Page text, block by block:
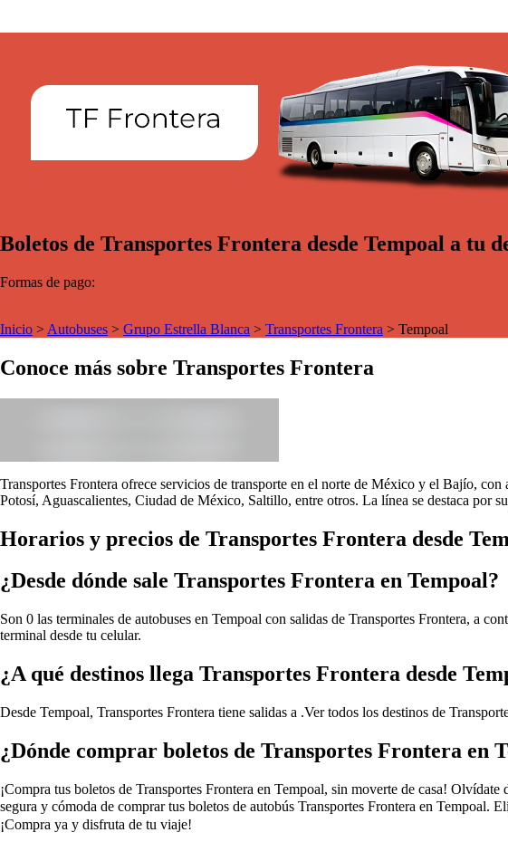
Boletos de Transportes Frontera desde Tempoal a tu
Formas de pago:
Inicio > Autobuses > Grupo Estrella Blanca > Transportes Frontera > Tempoal
Conoce más sobre Transportes Frontera
Transportes Frontera ofrece servicios de transporte en el norte de México y el Bajío,
Potosí, Aguascalientes, Ciudad de México, Saltillo, entre otros. La línea se destaca por
Horarios y precios de Transportes Frontera desde
¿Desde dónde sale Transportes Frontera en Tempoal?
Son 0 las terminales de autobuses en Tempoal con salidas de Transportes Frontera, a
terminal desde tu celular.
¿A qué destinos llega Transportes Frontera desde
Desde Tempoal, Transportes Frontera tiene salidas a .Ver todos los destinos de
¿Dónde comprar boletos de Transportes Frontera en
¡Compra tus boletos de Transportes Frontera en Tempoal, sin moverte de casa!
segura y cómoda de comprar tus boletos de autobús Transportes Frontera en Tempoal.
¡Compra ya y disfruta de tu viaje!